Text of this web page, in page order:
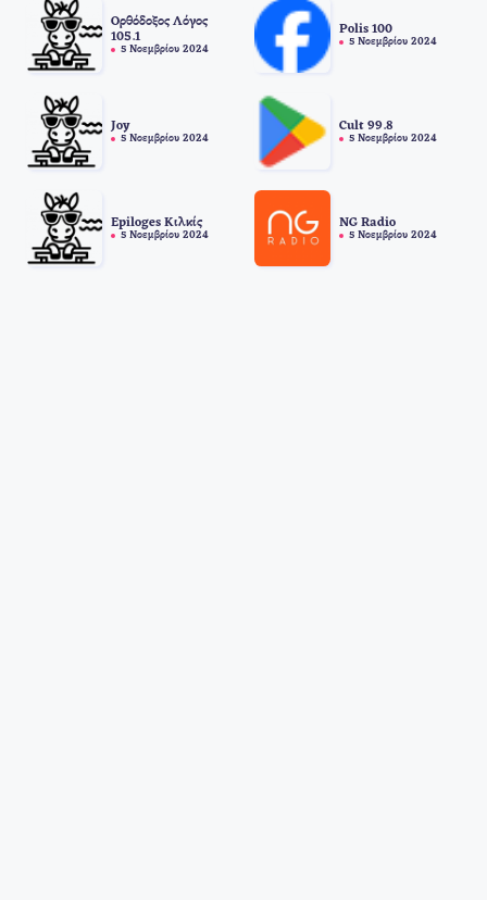
Ορθόδοξος Λόγος
105.1
5 Νοεμβρίου 2024
Polis 100
5 Νοεμβρίου 2024
Joy
5 Νοεμβρίου 2024
Cult 99.8
5 Νοεμβρίου 2024
Epiloges Κιλκίς
5 Νοεμβρίου 2024
NG Radio
5 Νοεμβρίου 2024